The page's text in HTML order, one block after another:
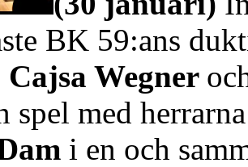
BK 59:ans
Cajsa Wegner
spel med
i en och